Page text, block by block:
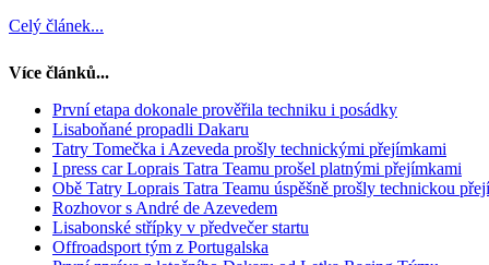
Celý článek...
Více článků...
První etapa dokonale prověřila techniku i posádky
Lisaboňané propadli Dakaru
Tatry Tomečka i Azeveda prošly technickými přejímkami
I press car Loprais Tatra Teamu prošel platnými přejímkami
Obě Tatry Loprais Tatra Teamu úspěšně prošly technickou
Rozhovor s André de Azevedem
Lisabonské střípky v předvečer startu
Offroadsport tým z Portugalska